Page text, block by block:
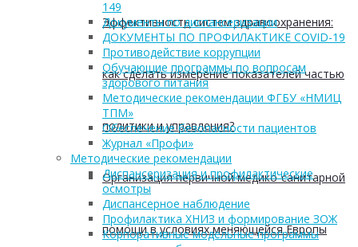
Эффективность систем здравоохранения:
как сделать измерение показателей частью
политики и управления?
Организация первичной медико-санитарной
помощи в условиях меняющейся Европы
149
Документы по диспансеризации
ДОКУМЕНТЫ ПО ПРОФИЛАКТИКЕ COVID-19
Противодействие коррупции
Обучающие программы по вопросам
здорового питания
Методические рекомендации ФГБУ «НМИЦ
ТПМ»
Обеспечение безопасности пациентов
Журнал «Профи»
Методические рекомендации
Диспансеризация и профилактические
осмотры
Диспансерное наблюдение
Профилактика ХНИЗ и формирование ЗОЖ
Корпоративные модельные программы